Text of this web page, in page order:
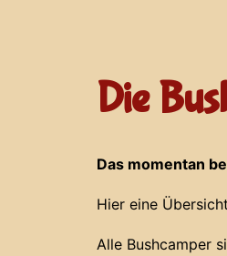
Die
Das momentan
Hier eine
Alle Bushcamper